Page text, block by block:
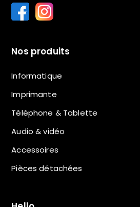
Nos produits
Informatique
Imprimante
Téléphone & Tablette
Audio & vidéo
Accessoires
Pièces détachées